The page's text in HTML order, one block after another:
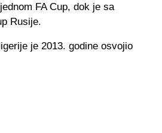
FA Cup, dok je sa
Rusije.
je 2013. godine osvojio